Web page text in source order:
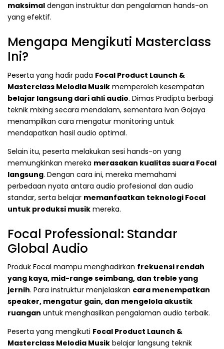
maksimal dengan instruktur dan pengalaman hands-on
yang efektif.
Mengapa Mengikuti Masterclass
Ini?
Peserta yang hadir pada Focal Product Launch &
Masterclass Melodia Musik memperoleh kesempatan
belajar langsung dari ahli audio. Dimas Pradipta berbagi
teknik mixing secara mendalam, sementara Ivan Gojaya
menampilkan cara mengatur monitoring untuk
mendapatkan hasil audio optimal.
Selain itu, peserta melakukan sesi hands-on yang
memungkinkan mereka merasakan kualitas suara Focal
langsung. Dengan cara ini, mereka memahami
perbedaan nyata antara audio profesional dan audio
standar, serta belajar memanfaatkan teknologi Focal
untuk produksi musik mereka.
Focal Professional: Standar
Global Audio
Produk Focal mampu menghadirkan frekuensi rendah
yang kaya, mid-range seimbang, dan treble yang
jernih. Para instruktur menjelaskan cara menempatkan
speaker, mengatur gain, dan mengelola akustik
ruangan untuk menghasilkan pengalaman audio terbaik.
Peserta yang mengikuti Focal Product Launch &
Masterclass Melodia Musik belajar langsung teknik